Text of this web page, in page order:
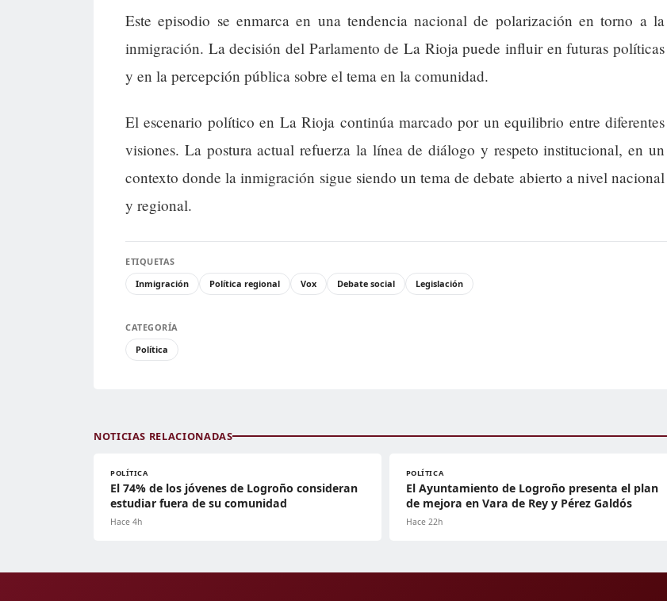
Este episodio se enmarca en una tendencia nacional de polarización en torno a la
inmigración. La decisión del Parlamento de La Rioja puede influir en futuras políticas
y en la percepción pública sobre el tema en la comunidad.
El escenario político en La Rioja continúa marcado por un equilibrio entre diferentes
visiones. La postura actual refuerza la línea de diálogo y respeto institucional, en un
contexto donde la inmigración sigue siendo un tema de debate abierto a nivel nacional
y regional.
ETIQUETAS
Inmigración
Política regional Vox Debate social Legislación
CATEGORÍA
Política
NOTICIAS RELACIONADAS
POLÍTICA
El 74% de los jóvenes de Logroño consideran
estudiar fuera de su comunidad
Hace 4h
POLÍTICA
El Ayuntamiento de Logroño presenta el plan
de mejora en Vara de Rey y Pérez Galdós
Hace 22h